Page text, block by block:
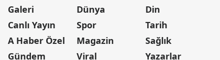
Galeri
Canlı Yayın
A Haber Özel
Gündem
Dünya
Spor
Magazin
Viral
Din
Tarih
Sağlık
Yazarlar